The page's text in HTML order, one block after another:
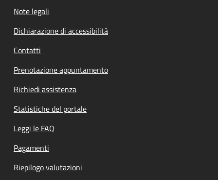
Note legali
Dichiarazione di accessibilità
Contatti
Prenotazione appuntamento
Richiedi assistenza
Statistiche del portale
Leggi le FAQ
Pagamenti
Riepilogo valutazioni